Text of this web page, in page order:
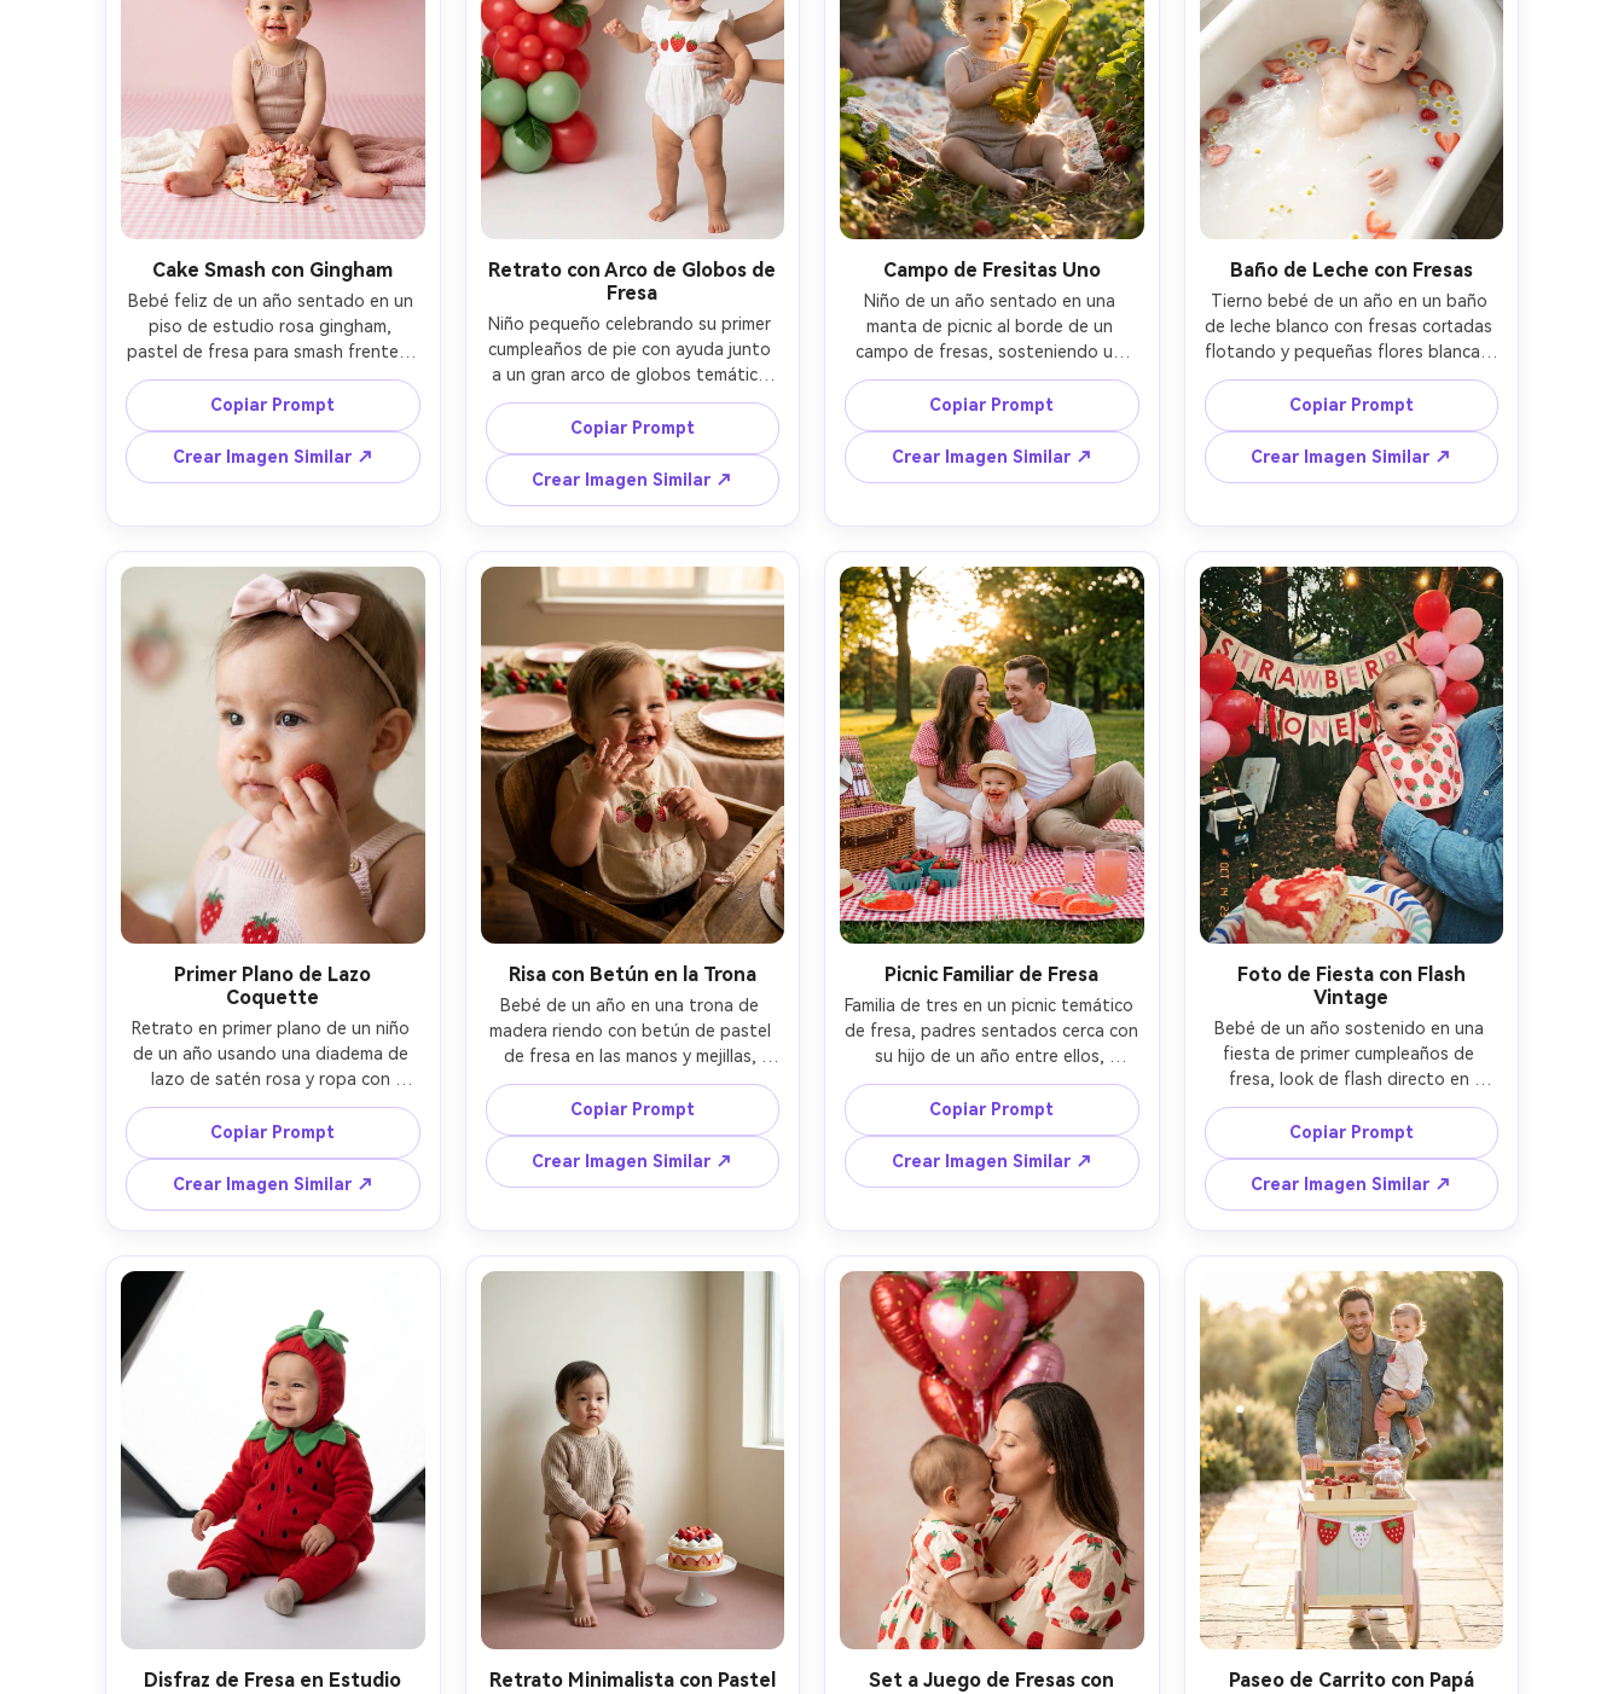
Cake Smash con Gingham
Bebé feliz de un año sentado en un
piso de estudio rosa gingham,
pastel de fresa para smash frente a
él, crema en las mejillas, pequeñas
manos agarrando el pastel,
guirnalda de globos de fresa detrás,
fondo rosa pastel suave, iluminación
de estudio brillante y aireada,
profundidad de campo reducida,
composición centrada de cuerpo
entero, textura de piel ultrarrealista,
detalle nítido, gradación de color
editorial para fotografía familiar --ar
Copiar Prompt
Crear Imagen Similar ↗
Retrato con Arco de Globos de
Fresa
Niño pequeño celebrando su primer
cumpleaños de pie con ayuda junto
a un gran arco de globos temático
de fresa (rojo, rosa, hojas verdes),
usando un enterizo blanco con
bordado de fresas y una pequeña
corona dorada de número 1, fondo
de estudio limpio, iluminación de
softbox, Sony A7IV 50mm f/1.8,
retrato de medio cuerpo, sonrisa
suave, fotorrealista, sombras
naturales, alta resolución --ar 4:5
Copiar Prompt
Crear Imagen Similar ↗
Campo de Fresitas Uno
Niño de un año sentado en una
manta de picnic al borde de un
campo de fresas, sosteniendo un
pequeño globo de número 1, padres
desenfocados al fondo sonriendo,
luz dorada del atardecer, contraluz
cálido, Nikon Z8 85mm f/1.8,
encuadre bajo a la altura de los ojos,
cotidiana, detalle de piel y tela
fotorrealista --ar 4:5
Copiar Prompt
Crear Imagen Similar ↗
Baño de Leche con Fresas
Tierno bebé de un año en un baño
de leche blanco con fresas cortadas
flotando y pequeñas flores blancas,
ambiente de baño tipo spa suave,
luz natural de ventana, vapor ligero,
expresión serena, tomada con
Fujifilm GFX100 y 80mm, encuadre
cerrado superior, luces limpias,
gradación de color pastel --ar 4:5
Copiar Prompt
Crear Imagen Similar ↗
Primer Plano de Lazo
Coquette
Retrato en primer plano de un niño
de un año usando una diadema de
lazo de satén rosa y ropa con
estampado de fresas, sosteniendo
una fresa fresca cerca de la cara,
fondo crema suave, luz difusa de
ventana, Canon R6 85mm f/1.4,
encuadre cerrado de cabeza y
hombros, brillo en los ojos, poros y
cabello de bebé fotorrealista,
bokeh de ensueño --ar 4:5
Copiar Prompt
Crear Imagen Similar ↗
Risa con Betún en la Trona
Bebé de un año en una trona de
madera riendo con betún de pastel
de fresa en las manos y mejillas,
babero de fresas, mesa de fiesta
detrás con platos rosados y
decoración de bayas difusas, luz
cálida interior, Sony A7R V 35mm
f/1.8, estilo documental
rostro, sombras naturales, textura
ultrarrealista --ar 4:5
Copiar Prompt
Crear Imagen Similar ↗
Picnic Familiar de Fresa
Familia de tres en un picnic temático
de fresa, padres sentados cerca con
su hijo de un año entre ellos,
canasta de picnic, fresas, limonada
rosa, manta de cuadros gingham,
ambiente de parque, luz dorada del
atardecer, Canon R5 50mm f/1.2,
composición de cuerpo completo
espontáneo, fotorrealista,
gradación de color cálido tipo
película --ar 4:5
Copiar Prompt
Crear Imagen Similar ↗
Foto de Fiesta con Flash
Vintage
Bebé de un año sostenido en una
fiesta de primer cumpleaños de
fresa, look de flash directo en
cámara, estética nostálgica
ligeramente granulada, banner y
globos de fresa detrás, plato de
pastel desordenado en primer
plano, Fujifilm X100V 23mm f/2,
encuadre espontáneo descentrado,
ambiente auténtico de fiesta,
rostros y detalles de tela
fotorrealistas --ar 4:5
Copiar Prompt
Crear Imagen Similar ↗
Disfraz de Fresa en Estudio
Retrato Minimalista con Pastel
Set a Juego de Fresas con
Paseo de Carrito con Papá